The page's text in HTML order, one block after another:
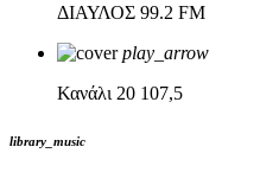
ΔΙΑΥΛΟΣ 99.2 FM
play_arrow
Κανάλι 20 107,5
library_music